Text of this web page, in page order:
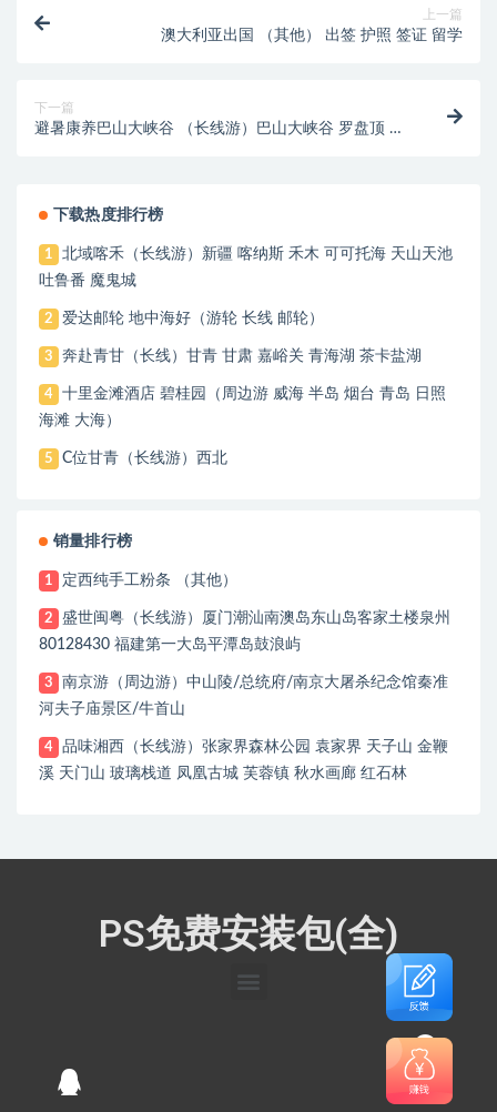
上一篇
澳大利亚出国 （其他） 出签 护照 签证 留学
下一篇
避暑康养巴山大峡谷 （长线游）巴山大峡谷 罗盘顶 桃
下载热度排行榜
1
北域喀禾（长线游）新疆 喀纳斯 禾木 可可托海 天山天池
吐鲁番 魔鬼城
2 爱达邮轮 地中海好（游轮 长线 邮轮）
3 奔赴青甘（长线）甘青 甘肃 嘉峪关 青海湖 茶卡盐湖
4
十里金滩酒店 碧桂园（周边游 威海 半岛 烟台 青岛 日照
海滩 大海）
5 C位甘青（长线游）西北
销量排行榜
1 定西纯手工粉条 （其他）
2
盛世闽粤（长线游）厦门潮汕南澳岛东山岛客家土楼泉州
80128430 福建第一大岛平潭岛鼓浪屿
3
南京游（周边游）中山陵/总统府/南京大屠杀纪念馆秦准
河夫子庙景区/牛首山
4
品味湘西（长线游）张家界森林公园 袁家界 天子山 金鞭
溪 天门山 玻璃栈道 凤凰古城 芙蓉镇 秋水画廊 红石林
PS免费安装包(全)